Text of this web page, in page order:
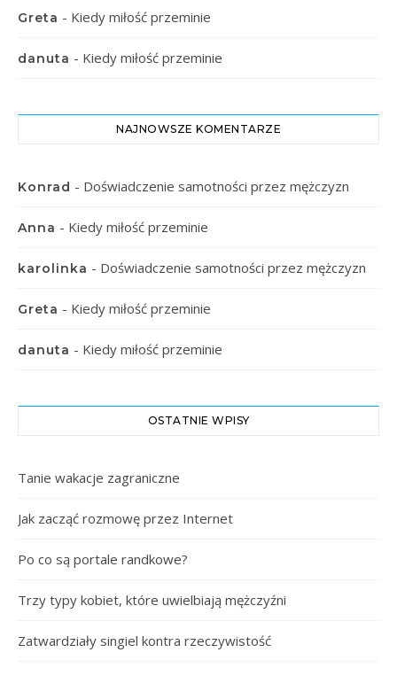
Greta - Kiedy miłość przeminie
danuta - Kiedy miłość przeminie
NAJNOWSZE KOMENTARZE
Konrad - Doświadczenie samotności przez mężczyzn
Anna - Kiedy miłość przeminie
karolinka - Doświadczenie samotności przez mężczyzn
Greta - Kiedy miłość przeminie
danuta - Kiedy miłość przeminie
OSTATNIE WPISY
Tanie wakacje zagraniczne
Jak zacząć rozmowę przez Internet
Po co są portale randkowe?
Trzy typy kobiet, które uwielbiają mężczyźni
Zatwardziały singiel kontra rzeczywistość